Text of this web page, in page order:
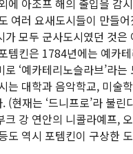
에 아조프 해의 출입을 감
여러 요새도시들이 만들
가 모두 군사도시였던 것은
템킨은 1784년에는 예카
‘예카테리노슬라브’라는
는 대학과 음악학교, 미술
(현재는 ‘드니프로’라 불린
크 강 연안의 니콜라예프,
도 역시 포템킨이 구상한